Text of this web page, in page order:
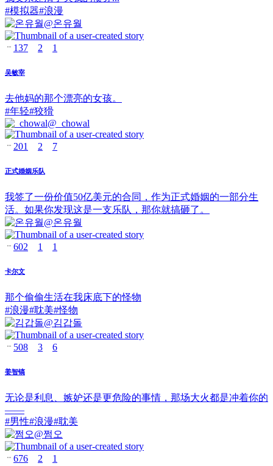
#模拟器#浪漫
@온유월
137 2 1
吴敏宰
去他妈的那个漂亮的女孩。
#年轻#狡猾
@ _chowal
201 2 7
正式婚姻乐队
我签了一份价值50亿美元的合同，作为正式婚姻的一部分生
活。如果你发现这是一支乐队，那你就搞砸了。
@온유월
602 1 1
卡尔文
那个偷偷生活在我床底下的怪物
#浪漫#耽美#怪物
@김갑돌
508 3 6
姜智镐
无论是利息、嫉妒还是更危险的事情，那场大火都是冲着你的
——
#男性#浪漫#耽美
@쩜오
676 2 1